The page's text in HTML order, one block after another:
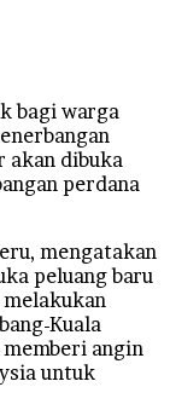
bagi warga
akan dibuka
perdana
mengatakan
peluang baru
Kuala
angin
untuk